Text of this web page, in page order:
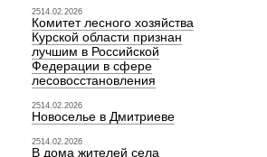
2514.02.2026
Комитет лесного хозяйства
Курской области признан
лучшим в Российской
Федерации в сфере
лесовосстановления
2514.02.2026
Новоселье в Дмитриеве
2514.02.2026
В дома жителей села